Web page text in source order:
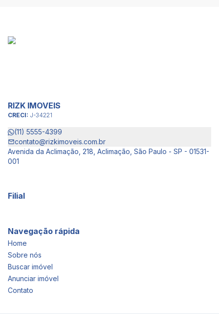
RIZK IMOVEIS
CRECI: J-34221
(11) 5555-4399
contato@rizkimoveis.com.br
Avenida da Aclimação, 218, Aclimação, São Paulo - SP - 01531-
001
Filial
Navegação rápida
Home
Sobre nós
Buscar imóvel
Anunciar imóvel
Contato